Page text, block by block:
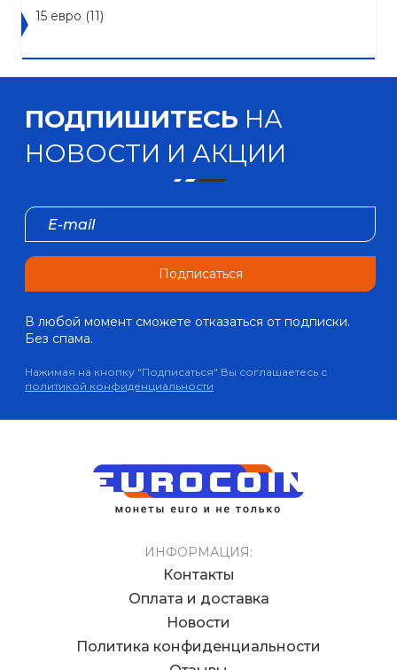
15 евро (11)
ПОДПИШИТЕСЬ НА
НОВОСТИ И АКЦИИ
Подписаться
В любой момент сможете отказаться от подписки.
Без спама.
Нажимая на кнопку "Подписаться" Вы соглашаетесь с
политикой конфиденциальности
ИНФОРМАЦИЯ:
Контакты
Оплата и доставка
Новости
Политика конфиденциальности